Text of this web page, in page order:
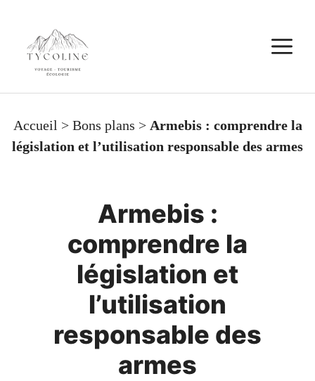
contenu
Accueil > Bons plans > Armebis : comprendre la
législation et l’utilisation responsable des armes
Armebis :
comprendre la
législation et
l’utilisation
responsable des
armes